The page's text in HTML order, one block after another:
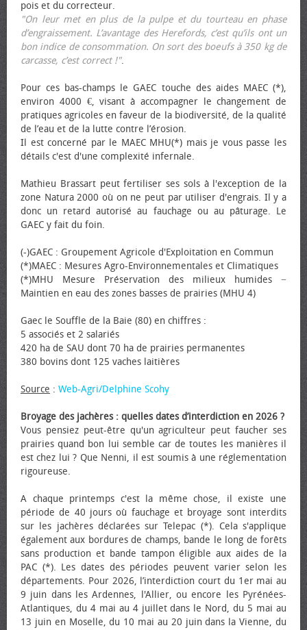
pois et du correcteur.
"On leur met en plus de la pulpe et du tourteau en phase
d’engraissement. L’avantage des Herefords, c’est qu’ils ont un
bon indice de consommation. On sort des bœufs à 350 kg de
carcasse, c’est correct !".
Pour ces bas-champs le GAEC touche des aides MAEC (*),
environ 4000 €, visant à accompagner le changement de
pratiques agricoles en faveur de la biodiversité, de la qualité
de l’eau et de la lutte contre l’érosion.
Il est concerné par le MAEC MHU(*) mais je vous passe les
détails c'est d'une complexité infernale.
Mathieu Brassart peut fertiliser ses sols à l'exception de la
zone Natura 2000 où on ne peut par utiliser d'engrais. Il y a
donc un retard autorisé au fauchage ou au pâturage. Le
GAEC y fait du foin.
(-)GAEC : Groupement Agricole d'Exploitation en Commun
(*)MAEC : Mesures Agro-Environnementales et Climatiques
(*)MHU Mesure Préservation des milieux humides −
Maintien en eau des zones basses de prairies (MHU 4)
Gaec le Souffle de la Baie (80) en chiffres :
5 associés et 2 salariés
420 ha de SAU dont 70 ha de prairies permanentes
380 bovins dont 125 vaches laitières
Source : Web-Agri/Delphine Scohy
Broyage des jachères : quelles dates d’interdiction en 2026 ?
Vous pensiez peut-être qu'un agriculteur peut faucher ses
prairies quand bon lui semble car de toutes les manières il
est chez lui ? Que Nenni, il est soumis à une réglementation
rigoureuse.
A chaque printemps c'est la même chose, il existe une
période de 40 jours où fauchage et broyage sont interdits
sur les jachères déclarées sur Telepac (*). Cela s'applique
également aux bordures de champs, bande le long de forêts
sans production et bande tampon éligible aux aides de la
PAC (*). Les dates des périodes peuvent varier selon les
départements. Pour 2026, l’interdiction court du 1er mai au
9 juin dans les Ardennes, l'Allier, ou encore les Pyrénées-
Atlantiques, du 4 mai au 4 juillet dans le Nord, du 5 mai au
13 juin en Moselle, du 10 mai au 20 juin dans la Vienne, du